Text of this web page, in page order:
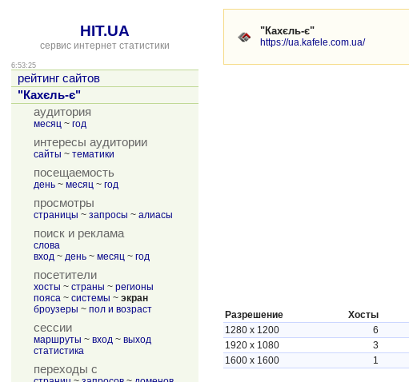
HIT.UA
сервис интернет статистики
6:53:25
рейтинг сайтов
"Кахєль-є"
аудитория
месяц ~ год
интересы аудитории
сайты ~ тематики
посещаемость
день ~ месяц ~ год
просмотры
страницы ~ запросы ~ алиасы
поиск и реклама
слова
вход ~ день ~ месяц ~ год
посетители
хосты ~ страны ~ регионы
пояса ~ системы ~ экран
броузеры ~ пол и возраст
сессии
маршруты ~ вход ~ выход
статистика
переходы с
"Кахєль-є"
https://ua.kafele.com.ua/
Разрешение Хосты
1280 x 1200
6
1920 x 1080
3
1600 x 1600
1